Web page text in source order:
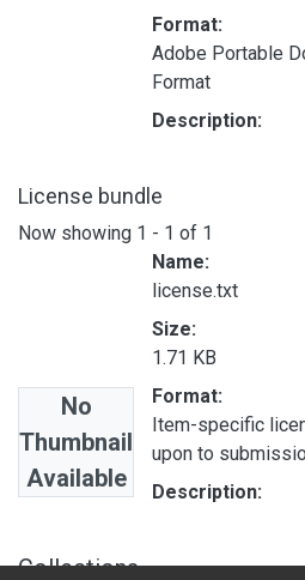
Format:
Adobe Portable
Format
Description:
License bundle
Now showing 1 - 1 of 1
No
Thumbnail
Available
Name:
license.txt
Size:
1.71 KB
Format:
Item-specific
upon to
Description:
Collections